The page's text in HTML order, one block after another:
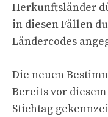
Herkunftsländer
in diesen Fällen
Ländercodes
Die neuen
Bereits vor diesem
Stichtag